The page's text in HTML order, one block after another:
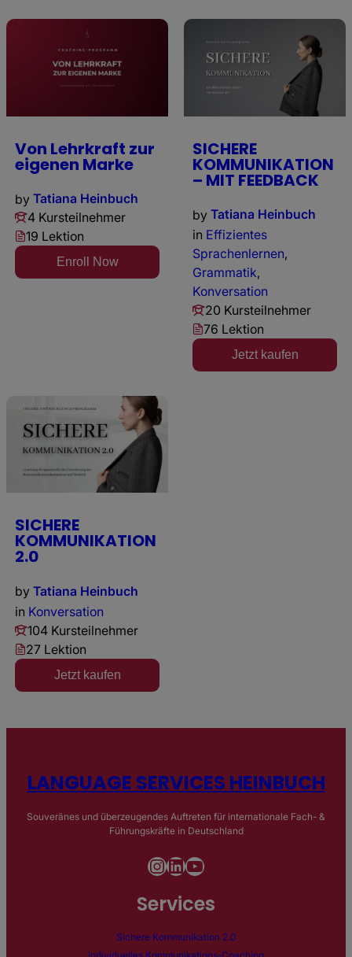
Von Lehrkraft zur
eigenen Marke
by Tatiana Heinbuch
4 Kursteilnehmer
19 Lektion
Enroll Now
SICHERE
KOMMUNIKATION
– MIT FEEDBACK
by Tatiana Heinbuch
in Effizientes
Sprachenlernen,
Grammatik,
Konversation
20 Kursteilnehmer
76 Lektion
Jetzt kaufen
SICHERE
KOMMUNIKATION
2.0
by Tatiana Heinbuch
in Konversation
104 Kursteilnehmer
27 Lektion
Jetzt kaufen
LANGUAGE SERVICES HEINBUCH
Souveränes und überzeugendes Auftreten für internationale Fach- &
Führungskräfte in Deutschland
InstagramLinkedIn YouTube
Services
Sichere Kommunikation 2.0